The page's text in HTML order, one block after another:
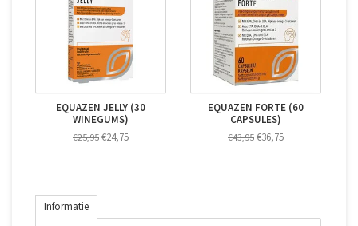
EQUAZEN JELLY (30
WINEGUMS)
€25,95 €24,75
EQUAZEN FORTE (60
CAPSULES)
€43,95 €36,75
Informatie